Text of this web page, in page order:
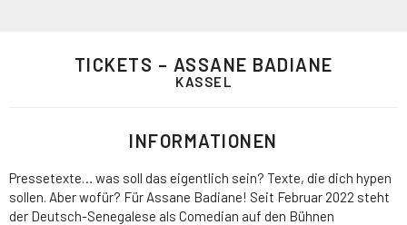
TICKETS – ASSANE BADIANE
KASSEL
INFORMATIONEN
Pressetexte… was soll das eigentlich sein? Texte, die dich hypen
sollen. Aber wofür? Für Assane Badiane! Seit Februar 2022 steht
der Deutsch-Senegalese als Comedian auf den Bühnen